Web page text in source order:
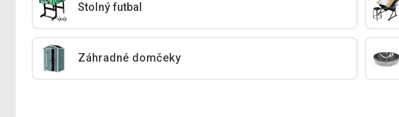
Stolný futbal
Záhradné domčeky